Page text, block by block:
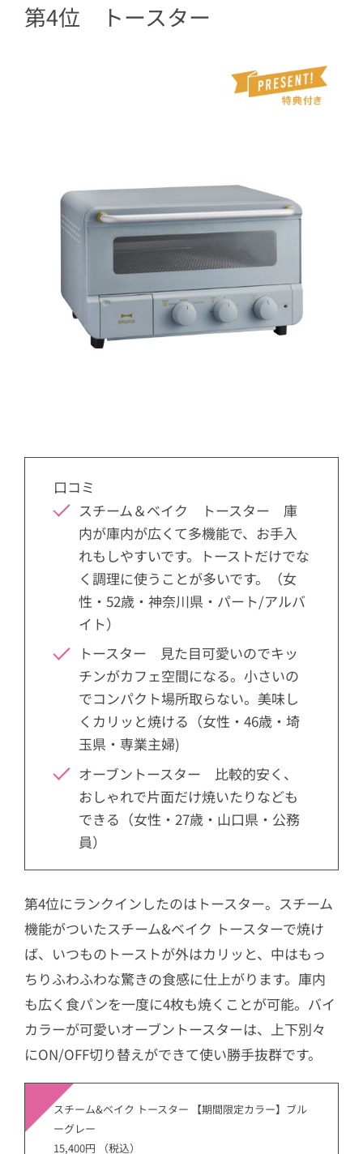
第4位 トースター
口コミ
スチーム＆ベイク トースター 庫
内が庫内が広くて多機能で、お手入
れもしやすいです。トーストだけでな
く調理に使うことが多いです。（女
性・52歳・神奈川県・パート/アルバ
イト）
トースター 見た目可愛いのでキッ
チンがカフェ空間になる。小さいの
でコンパクト場所取らない。美味し
くカリッと焼ける（女性・46歳・埼
玉県・専業主婦)
オーブントースター 比較的安く、
おしゃれで片面だけ焼いたりなども
できる（女性・27歳・山口県・公務
員）
第4位にランクインしたのはトースター。スチーム
機能がついたスチーム&ベイク トースターで焼け
ば、いつものトーストが外はカリッと、中はもっ
ちりふわふわな驚きの食感に仕上がります。庫内
も広く食パンを一度に4枚も焼くことが可能。バイ
カラーが可愛いオーブントースターは、上下別々
にON/OFF切り替えができて使い勝手抜群です。
スチーム&ベイク トースター 【期間限定カラー】ブル
ーグレー
15,400円 （税込）